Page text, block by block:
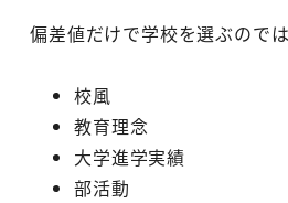
偏差値だけで学校を選ぶのでは
校風
教育理念
大学進学実績
部活動